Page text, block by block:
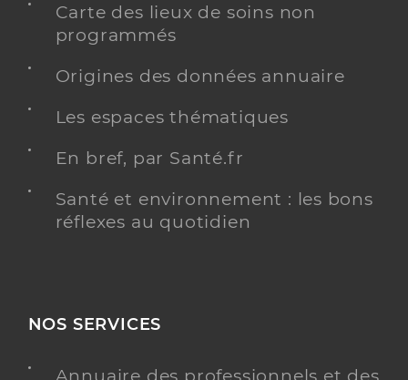
Carte des lieux de soins non
programmés
Origines des données annuaire
Les espaces thématiques
En bref, par Santé.fr
Santé et environnement : les bons
réflexes au quotidien
NOS SERVICES
Annuaire des professionnels et des